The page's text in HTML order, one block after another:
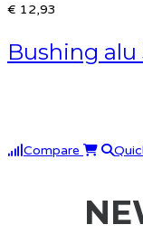
€ 12,93
Bushing alu
Compare